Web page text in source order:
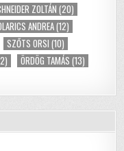
ZOLTÁN (20)
ANDREA(12)
SZŐTS ORSI (10)
ÖRDÖG TAMÁS (13)